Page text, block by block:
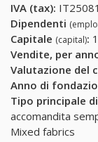
IVA (tax):
Dipendenti
Capitale (capital):
Vendite, per
Valutazione del
Anno di
Tipo principale
accomandita
Mixed fabrics